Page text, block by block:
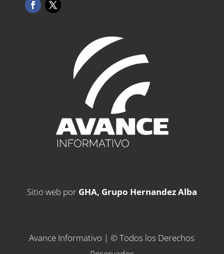
Sitio web por GHA, Grupo Hernandez Alba
Avance Informativo | © Todos los Derechos